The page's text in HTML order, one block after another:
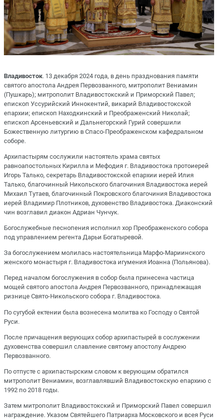
Владивосток. 13 декабря 2024 года, в день празднования памяти
святого апостола Андрея Первозванного, митрополит Вениамин
(Пушкарь); митрополит Владивостокский и Приморский Павел;
епископ Уссурийский Иннокентий, викарий Владивостокской
епархии; епископ Находкинский и Преображенский Николай;
епископ Арсеньевский и Дальнегорский Гурий совершили
Божественную литургию в Спасо-Преображенском кафедральном
соборе.
Архипастырям сослужили настоятель храма святых
равноапостольных Кирилла и Мефодия г. Владивостока протоиерей
Игорь Талько, секретарь Владивостокской епархии иерей Илия
Талько, благочинный Никольского благочиния Владивостока иерей
Михаил Тутаев, благочинный Покровского благочиния Владивостока
иерей Владимир Плотников, духовенство Владивостока. Диаконский
чин возглавил диакон Адриан Чунчук.
Богослужебные песнопения исполнил хор Преображенского собора
под управлением регента Дарьи Богатыревой.
За богослужением молилась настоятельница Марфо-Мариинского
женского монастыря г. Владивостока игумения Иоанна (Польянова).
Перед началом богослужения в собор была принесена частица
мощей святого апостола Андрея Первозванного, принадлежащая
ризнице Свято-Никольского собора г. Владивостока.
По сугубой ектении была вознесена молитва ко Господу о Святой
Руси.
После причащения верующих собор архипастырей в сослужении
духовенства совершил славление святому апостолу Андрею
Первозванного.
По отпусте с архипастырским словом к верующим обратился
митрополит Вениамин, возглавлявший Владивостокскую епархию с
1992 по 2018 годы.
Затем митрополит Владивостокский и Приморский Павел совершил
награждение. Указом Святейшего Патриарха Московского и всея Руси